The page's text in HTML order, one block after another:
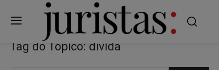
Tag do Tópico: dívida